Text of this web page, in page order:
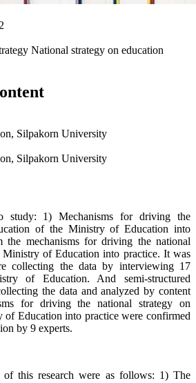
National strategy on education
Silpakorn University
Silpakorn University
study: 1) Mechanisms for driving the
of the Ministry of Education into
the mechanisms for driving the national
Ministry of Education into practice. It was
collecting the data by interviewing 17
of Education. And semi-structured
the data and analyzed by content
for driving the national strategy on
of Education into practice were confirmed
by 9 experts.
research were as follows: 1) The